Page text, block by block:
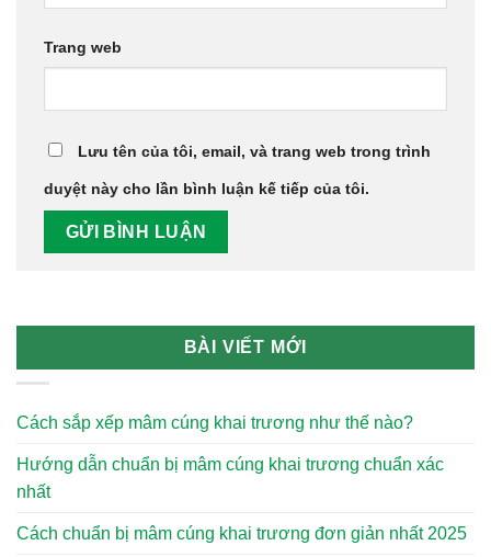
Trang web
Lưu tên của tôi, email, và trang web trong trình
duyệt này cho lần bình luận kế tiếp của tôi.
BÀI VIẾT MỚI
Cách sắp xếp mâm cúng khai trương như thế nào?
Hướng dẫn chuẩn bị mâm cúng khai trương chuẩn xác
nhất
Cách chuẩn bị mâm cúng khai trương đơn giản nhất 2025